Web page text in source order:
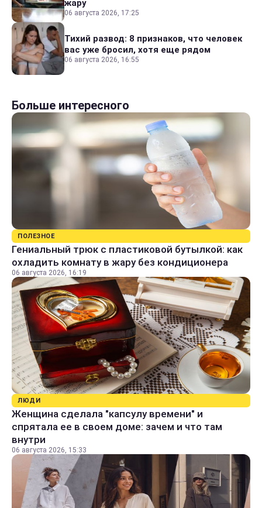
жару
06 августа 2026, 17:25
Тихий развод: 8 признаков, что человек
вас уже бросил, хотя еще рядом
06 августа 2026, 16:55
Больше интересного
ПОЛЕЗНОЕ
Гениальный трюк с пластиковой бутылкой: как
охладить комнату в жару без кондиционера
06 августа 2026, 16:19
ЛЮДИ
Женщина сделала "капсулу времени" и
спрятала ее в своем доме: зачем и что там
внутри
06 августа 2026, 15:33